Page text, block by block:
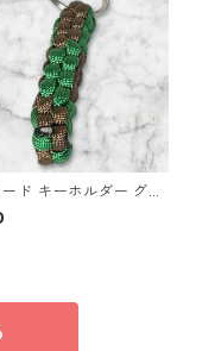
ド キーホルダー グリ
ラウン 編み込み s24